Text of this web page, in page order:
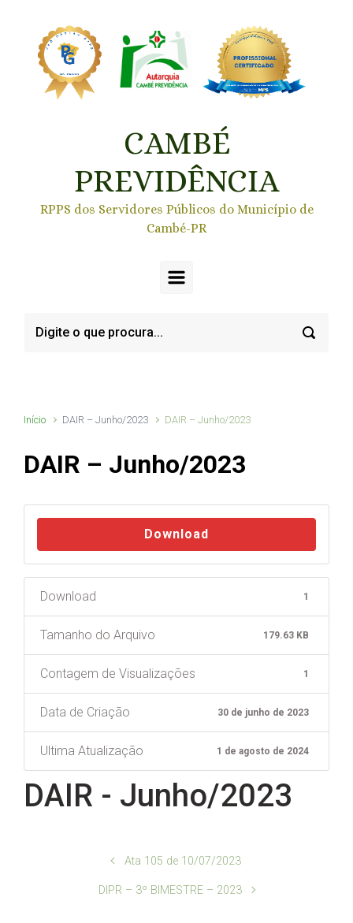
CAMBÉ
PREVIDÊNCIA
RPPS dos Servidores Públicos do Município de
Cambé-PR
Início DAIR – Junho/2023 DAIR – Junho/2023
DAIR – Junho/2023
Download
Download 1
Tamanho do Arquivo 179.63 KB
Contagem de Visualizações 1
Data de Criação 30 de junho de 2023
Ultima Atualização 1 de agosto de 2024
DAIR - Junho/2023
Ata 105 de 10/07/2023
DIPR – 3º BIMESTRE – 2023